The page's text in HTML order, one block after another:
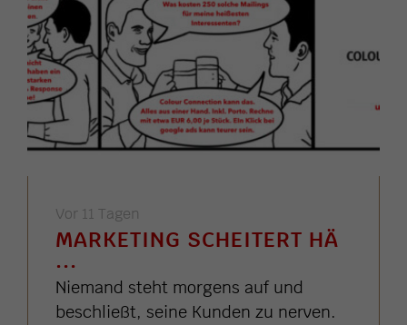
Vor 11 Tagen
MARKETING SCHEITERT HÄ
...
Niemand steht morgens auf und
beschließt, seine Kunden zu nerven.